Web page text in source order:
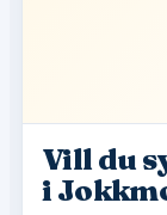
Vill du
i